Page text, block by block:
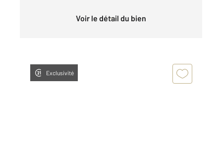
Voir le détail du bien
Exclusivité